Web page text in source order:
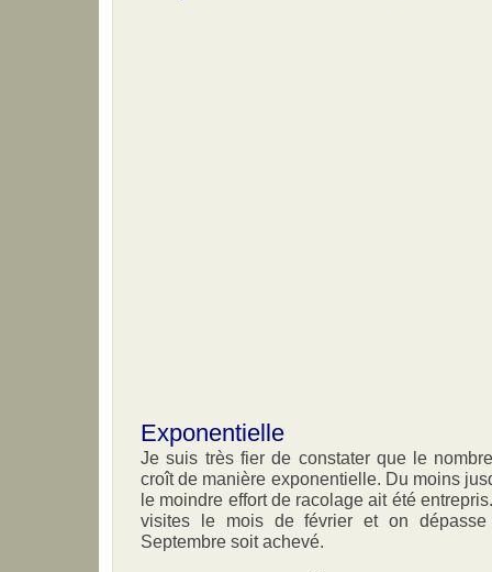
Exponentielle
Je suis très fier de constater que le
croît de manière exponentielle. Du moins
le moindre effort de racolage ait été
visites le mois de février et on
Septembre soit achevé.